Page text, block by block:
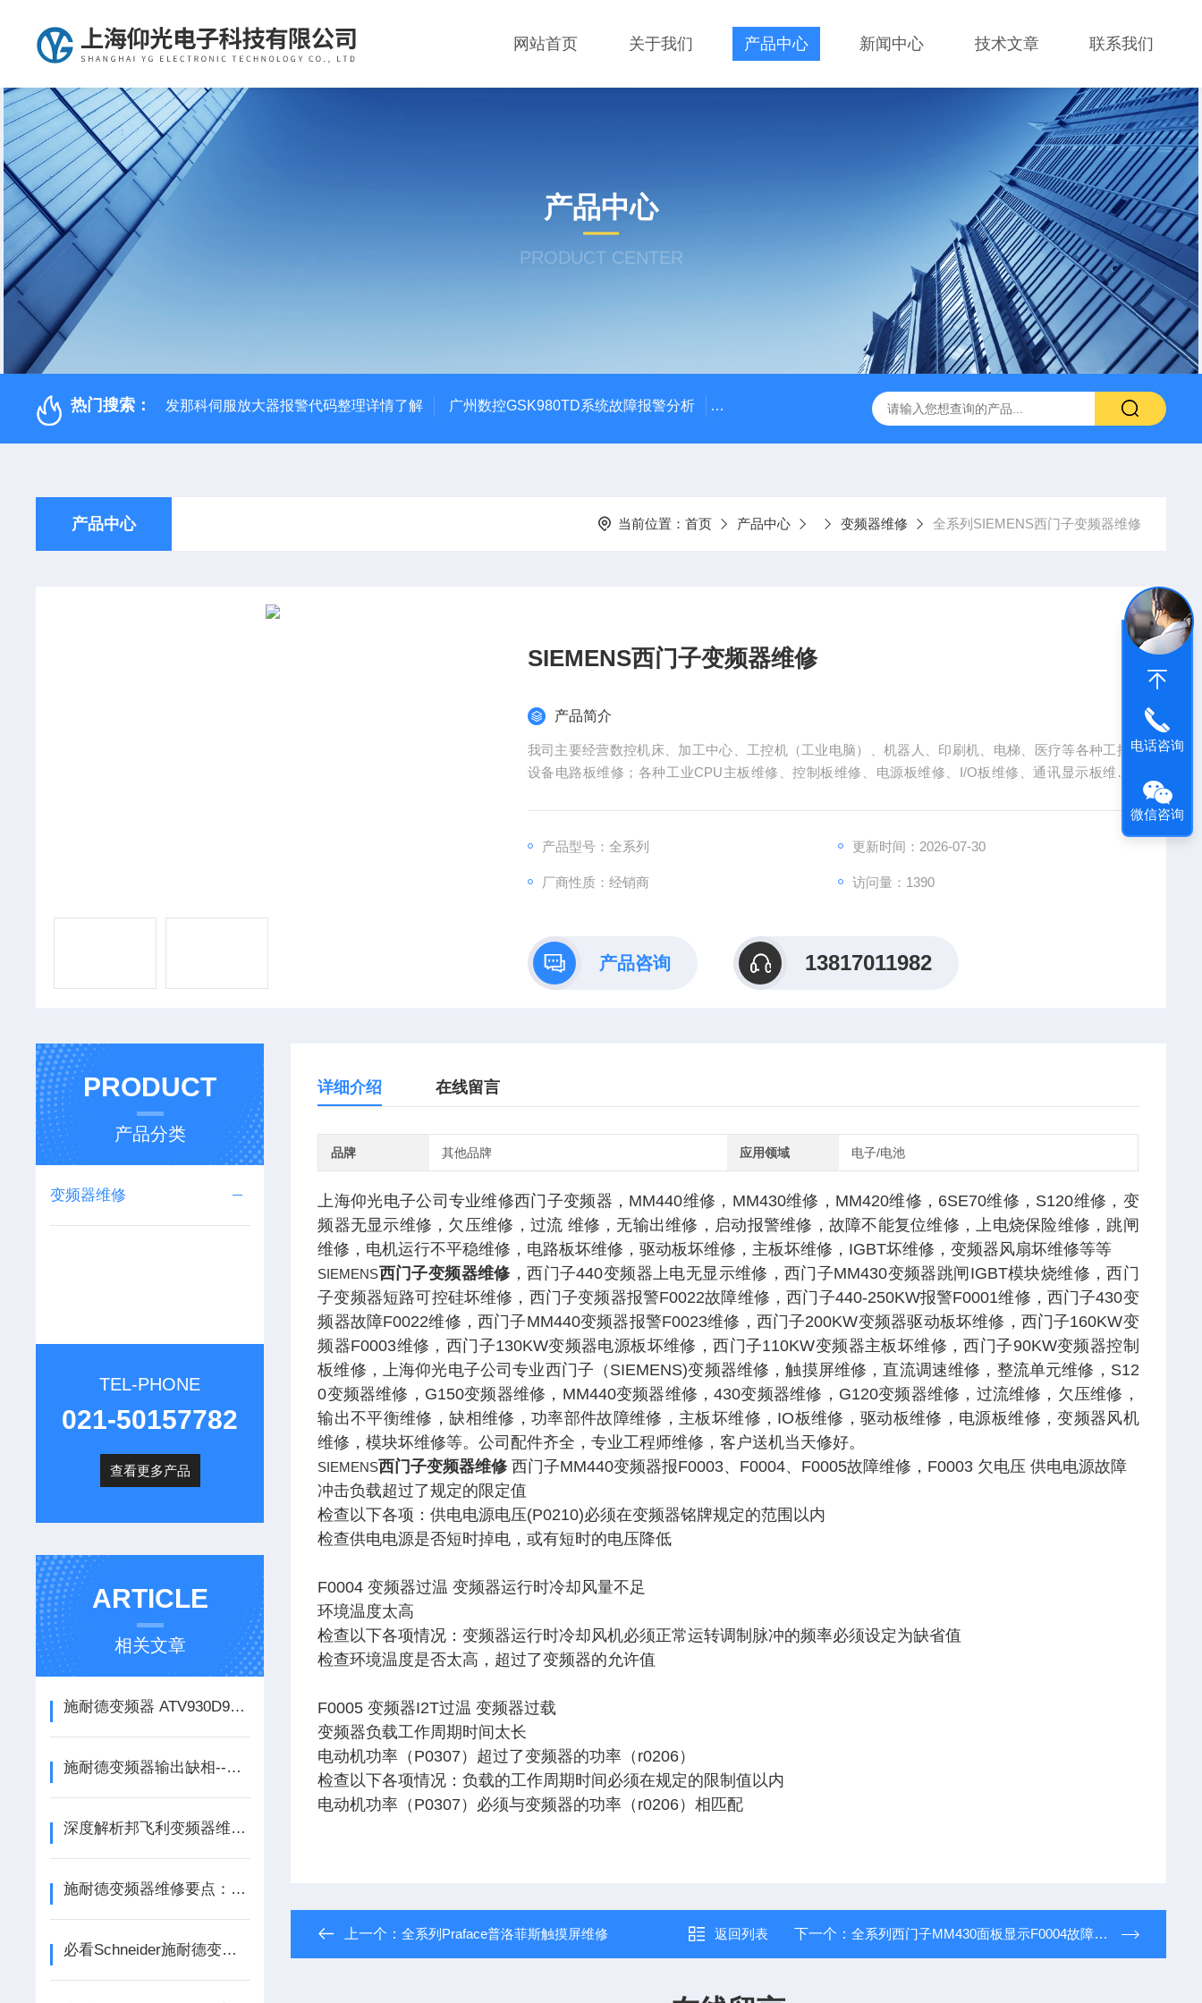
网站首页 关于我们 产品中心 新闻中心 技术文章 联系我们
产品中心
PRODUCT CENTER
热门搜索： 发那科伺服放大器报警代码整理详情了解 广州数控GSK980TD系统故障报警分析 全系列ABB变频器ACS88*代码F0010报警维修 FANUC数控系统常见故
产品中心 当前位置： 首页 产品中心 变频器维修 全系列SIEMENS西门子变频器维修
SIEMENS西门子变频器维修
产品简介
我司主要经营数控机床、加工中心、工控机（工业电脑）、机器人、印刷机、电梯、医疗等各种工控
设备电路板维修；各种工业CPU主板维修、控制板维修、电源板维修、I/O板维修、通讯显示板维修
产品型号：全系列
更新时间：2026-07-30
厂商性质：经销商 访问量：1390
产品咨询 13817011982
PRODUCT
产品分类
变频器维修
TEL-PHONE
021-50157782
查看更多产品
ARTICLE
相关文章
施耐德变频器 ATV930D90N4 上电跳闸无显示过流一站式维修
施耐德变频器输出缺相--重载提升机ATV930D90N4维修
深度解析邦飞利变频器维修技术：从IGBT模块检测到参数重置的实战经验
施耐德变频器维修要点：散热系统清洁与风扇更换实操
必看Schneider施耐德变频器报警缺相故障原因分析
详细介绍 在线留言
品牌 其他品牌 应用领域 电子/电池
上海仰光电子公司专业维修西门子变频器，MM440维修，MM430维修，MM420维修，6SE70维修，S120维修，变
频器无显示维修，欠压维修，过流 维修，无输出维修，启动报警维修，故障不能复位维修，上电烧保险维修，跳闸
维修，电机运行不平稳维修，电路板坏维修，驱动板坏维修，主板坏维修，IGBT坏维修，变频器风扇坏维修等等
SIEMENS西门子变频器维修，西门子440变频器上电无显示维修，西门子MM430变频器跳闸IGBT模块烧维修，西门
子变频器短路可控硅坏维修，西门子变频器报警F0022故障维修，西门子440-250KW报警F0001维修，西门子430变
频器故障F0022维修，西门子MM440变频器报警F0023维修，西门子200KW变频器驱动板坏维修，西门子160KW变
频器F0003维修，西门子130KW变频器电源板坏维修，西门子110KW变频器主板坏维修，西门子90KW变频器控制
板维修，上海仰光电子公司专业西门子（SIEMENS)变频器维修，触摸屏维修，直流调速维修，整流单元维修，S12
0变频器维修，G150变频器维修，MM440变频器维修，430变频器维修，G120变频器维修，过流维修，欠压维修，
输出不平衡维修，缺相维修，功率部件故障维修，主板坏维修，IO板维修，驱动板维修，电源板维修，变频器风机
维修，模块坏维修等。公司配件齐全，专业工程师维修，客户送机当天修好。
SIEMENS西门子变频器维修西门子MM440变频器报F0003、F0004、F0005故障维修，F0003 欠电压 供电电源故障
冲击负载超过了规定的限定值
检查以下各项：供电电源电压(P0210)必须在变频器铭牌规定的范围以内
检查供电电源是否短时掉电，或有短时的电压降低
F0004 变频器过温 变频器运行时冷却风量不足
环境温度太高
检查以下各项情况：变频器运行时冷却风机必须正常运转调制脉冲的频率必须设定为缺省值
检查环境温度是否太高，超过了变频器的允许值
F0005 变频器I2T过温 变频器过载
变频器负载工作周期时间太长
电动机功率（P0307）超过了变频器的功率（r0206）
检查以下各项情况：负载的工作周期时间必须在规定的限制值以内
电动机功率（P0307）必须与变频器的功率（r0206）相匹配
上一个：全系列Praface普洛菲斯触摸屏维修 返回列表 下一个： 全系列西门子MM430面板显示F0004故障维修
电话咨询
微信咨询